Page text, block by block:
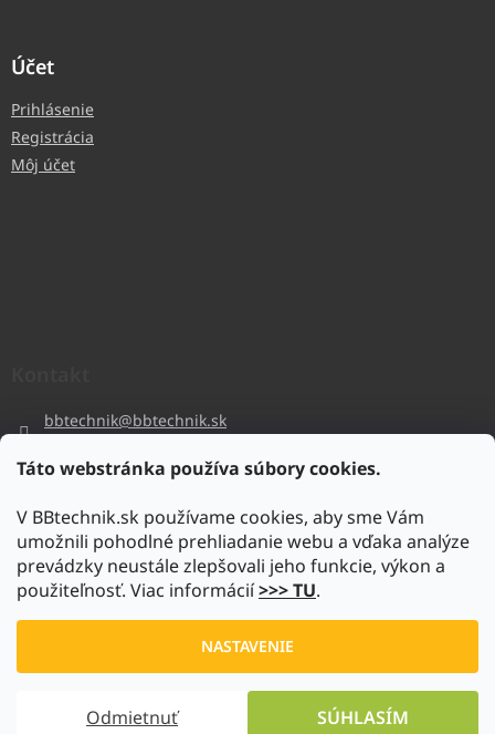
Táto webstránka používa súbory cookies.
V BBtechnik.sk používame cookies, aby sme Vám
umožnili pohodlné prehliadanie webu a vďaka analýze
prevádzky neustále zlepšovali jeho funkcie, výkon a
použiteľnosť. Viac informácií>>> TU.
NASTAVENIE
Odmietnuť SÚHLASÍM
Účet
Prihlásenie
Registrácia
Môj účet
bbtechnik@bbtechnik.sk
bbtechnik
https://www.youtube.com/@bb-techniks.r.o.7746
www.bbtechnik.sk. Všetky práva vyhradené.
Upraviť nastavenie cookies